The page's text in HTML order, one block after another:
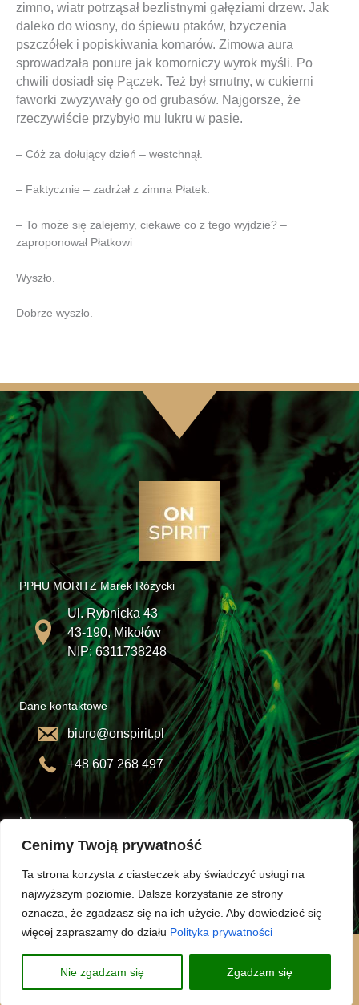
Cenimy Twoją prywatność
Ta strona korzysta z ciasteczek aby świadczyć usługi na
najwyższym poziomie. Dalsze korzystanie ze strony
oznacza, że zgadzasz się na ich użycie. Aby dowiedzieć się
więcej zapraszamy do działu Polityka prywatności
Nie zgadzam się Zgadzam się
zimno, wiatr potrząsał bezlistnymi gałęziami drzew. Jak
daleko do wiosny, do śpiewu ptaków, bzyczenia
pszczółek i popiskiwania komarów. Zimowa aura
sprowadzała ponure jak komorniczy wyrok myśli. Po
chwili dosiadł się Pączek. Też był smutny, w cukierni
faworki zwyzywały go od grubasów. Najgorsze, że
rzeczywiście przybyło mu lukru w pasie.
– Cóż za dołujący dzień – westchnął.
– Faktycznie – zadrżał z zimna Płatek.
– To może się zalejemy, ciekawe co z tego wyjdzie? –
zaproponował Płatkowi
Wyszło.
Dobrze wyszło.
PPHU MORITZ Marek Różycki
Ul. Rybnicka 43
43-190, Mikołów
NIP: 6311738248
Dane kontaktowe
biuro@onspirit.pl
+48 607 268 497
Informacje
Opakowania
Regulamin
Polityka prywatności
A mobile friendly WooCommerce website by Jakub Potocki, a WordPress developer